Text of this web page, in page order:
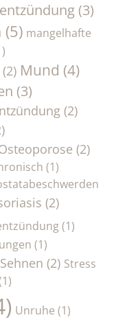
(3)
(5) mangelhafte
Mund (4)
(3)
(2)
(2)
(1)
(2)
(1)
(1)
Sehnen (2) Stress
Unruhe (1)